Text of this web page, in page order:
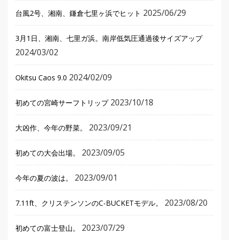
台風2号、湘南、鎌倉七里ヶ浜でヒット 2025/06/29
3月1日、湘南、七里ガ浜。南岸低気圧通過後サイズアップ
2024/03/02
Okitsu Caos 9.0 2024/02/09
初めての宮崎サーフトリップ 2023/10/18
大凶作、今年の野菜。 2023/09/21
初めての大会出場。 2023/09/05
今年の夏の波は。 2023/09/01
7.11ft、クリステンソンのC-BUCKETモデル。 2023/08/20
初めての富士登山。 2023/07/29